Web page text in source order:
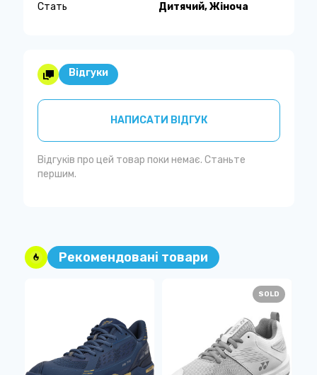
Стать Дитячий, Жіноча
Відгуки
НАПИСАТИ ВІДГУК
Відгуків про цей товар поки немає. Станьте
першим.
Рекомендовані товари
SOLD